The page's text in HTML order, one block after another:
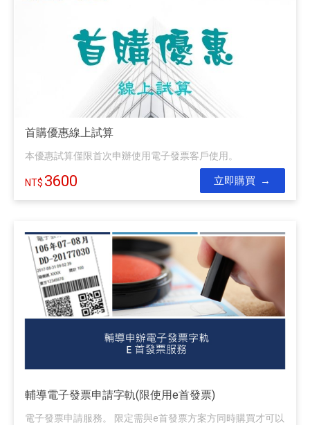
首購優惠線上試算
本優惠試算僅限首次申辦使用電子發票客戶使用。
3600 立即購買
輔導電子發票申請字軌(限使用e首發票)
電子發票申請服務。 限定需與e首發票方案方同時購買才可以